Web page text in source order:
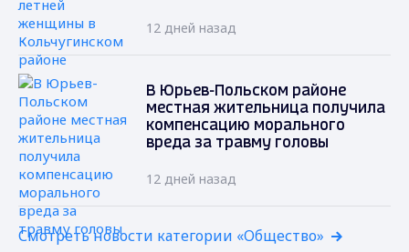
12 дней назад
В Юрьев-Польском районе
местная жительница получила
компенсацию морального
вреда за травму головы
12 дней назад
Смотреть новости категории «Общество»